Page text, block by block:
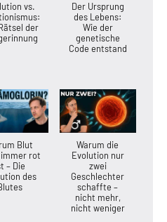
vs.
der
Der Ursprung
des Lebens:
Wie der
genetische
Code entstand
Blut
rot
– Die
des
Warum die
Evolution nur
zwei
Geschlechter
schaffte –
nicht mehr,
nicht weniger